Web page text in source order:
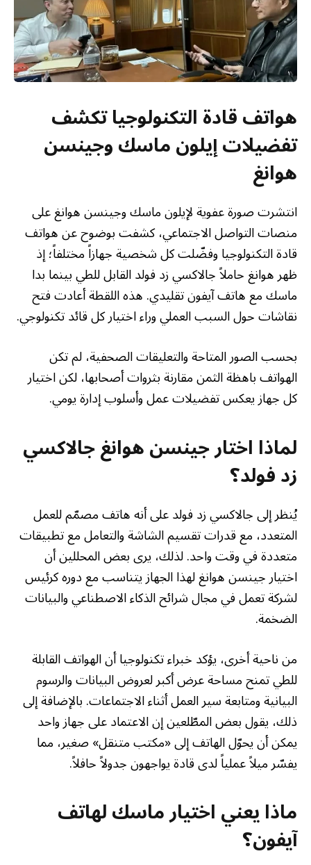
هواتف قادة التكنولوجيا تكشف
تفضيلات إيلون ماسك وجينسن
هوانغ
انتشرت صورة عفوية لإيلون ماسك وجينسن هوانغ على
منصات التواصل الاجتماعي، كشفت بوضوح عن هواتف
قادة التكنولوجيا وفضّلت كل شخصية جهازاً مختلفاً؛ إذ
ظهر هوانغ حاملاً جالاكسي زد فولد القابل للطي بينما بدا
ماسك مع هاتف آيفون تقليدي. هذه اللقطة أعادت فتح
نقاشات حول السبب العملي وراء اختيار كل قائد تكنولوجي.
بحسب الصور المتاحة والتعليقات الصحفية، لم تكن
الهواتف باهظة الثمن مقارنة بثروات أصحابها، لكن اختيار
كل جهاز يعكس تفضيلات عمل وأسلوب إدارة يومي.
لماذا اختار جينسن هوانغ جالاكسي
زد فولد؟
يُنظر إلى جالاكسي زد فولد على أنه هاتف مصمّم للعمل
المتعدد، مع قدرات تقسيم الشاشة والتعامل مع تطبيقات
متعددة في وقت واحد. لذلك، يرى بعض المحللين أن
اختيار جينسن هوانغ لهذا الجهاز يتناسب مع دوره كرئيس
لشركة تعمل في مجال شرائح الذكاء الاصطناعي والبيانات
الضخمة.
من ناحية أخرى، يؤكد خبراء تكنولوجيا أن الهواتف القابلة
للطي تمنح مساحة عرض أكبر لعروض البيانات والرسوم
البيانية ومتابعة سير العمل أثناء الاجتماعات. بالإضافة إلى
ذلك، يقول بعض المطّلعين إن الاعتماد على جهاز واحد
يمكن أن يحوّل الهاتف إلى «مكتب متنقل» صغير، مما
يفسّر ميلاً عملياً لدى قادة يواجهون جدولاً حافلاً.
ماذا يعني اختيار ماسك لهاتف
آيفون؟